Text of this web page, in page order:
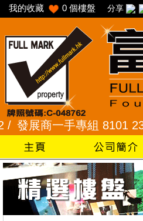
我的收藏 0 個樓盤 分享
展商一手專組 8101 2345 /